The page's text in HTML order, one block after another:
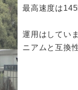
最高速度は
運用はしてい
ニアムと互換